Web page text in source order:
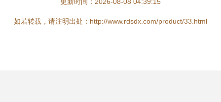
如若转载，请注明出处：http://www.rdsdx.com/product/33.html